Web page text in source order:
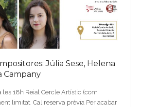
Júlia Sese, Helena
Campany
les 18h Reial Cercle Artístic (com
limitat. Cal reserva prèvia Per acabar